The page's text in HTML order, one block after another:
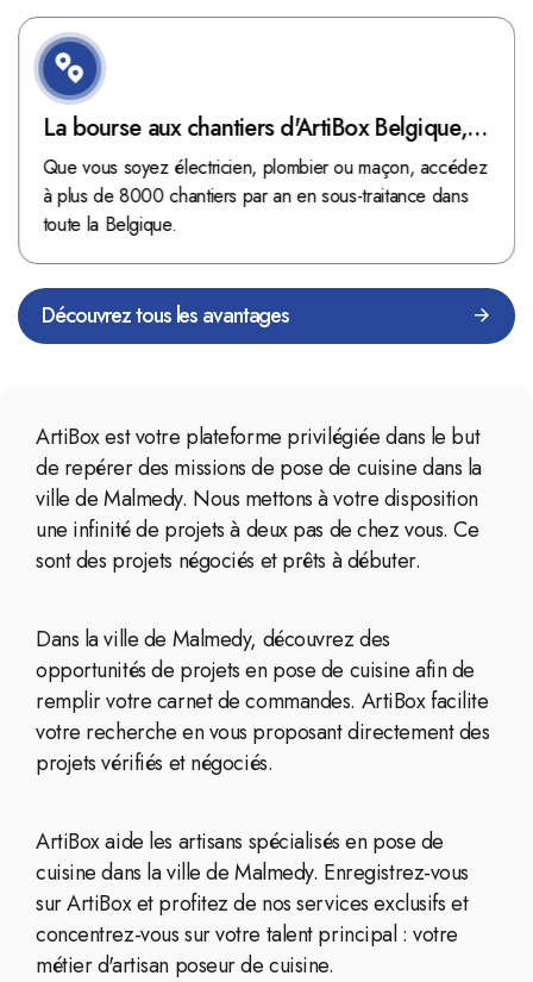
La bourse aux chantiers d'ArtiBox Belgique,
véritable mine d'or !
Que vous soyez électricien, plombier ou maçon, accédez
à plus de 8000 chantiers par an en sous-traitance dans
toute la Belgique.
Découvrez tous les avantages
ArtiBox est votre plateforme privilégiée dans le but
de repérer des missions de pose de cuisine dans la
ville de Malmedy. Nous mettons à votre disposition
une infinité de projets à deux pas de chez vous. Ce
sont des projets négociés et prêts à débuter.
Dans la ville de Malmedy, découvrez des
opportunités de projets en pose de cuisine afin de
remplir votre carnet de commandes. ArtiBox facilite
votre recherche en vous proposant directement des
projets vérifiés et négociés.
ArtiBox aide les artisans spécialisés en pose de
cuisine dans la ville de Malmedy. Enregistrez-vous
sur ArtiBox et profitez de nos services exclusifs et
concentrez-vous sur votre talent principal : votre
métier d'artisan poseur de cuisine.